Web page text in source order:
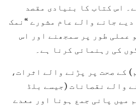
اس کتاب کا بنیادی مقصد
جانے والے عام مشورے “نمک
عملی طور پر سمجھنے اور اس
کی رہنمائی کرنا ہے۔
کے صحت پر پڑنے والے اثرات،
والے نقصانات (جیسے بلڈ
میں پانی جمع ہونا اور معدے